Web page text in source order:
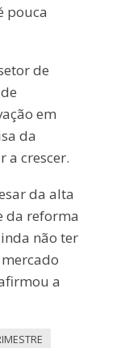
pouca
de
em
da
crescer.
da alta
da reforma
não ter
a